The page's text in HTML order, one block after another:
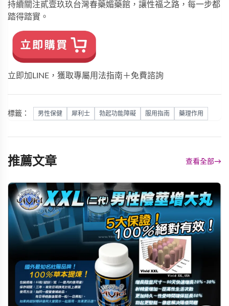
持續關注貳壹玖玖台灣春藥媚藥館 ，讓性福之路，每一步都
踏得踏實。
立即加LINE，獲取專屬用法指南＋免費諮詢
標籤： 男性保健 犀利士 勃起功能障礙 服用指南 藥理作用
推薦文章 查看全部→